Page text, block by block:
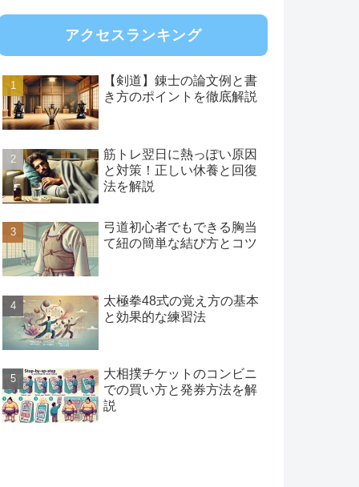
アクセスランキング
【剣道】錬士の論文例と書
き方のポイントを徹底解説
筋トレ翌日に熱っぽい原因
と対策！正しい休養と回復
法を解説
弓道初心者でもできる胸当
て紐の簡単な結び方とコツ
太極拳48式の覚え方の基本
と効果的な練習法
大相撲チケットのコンビニ
での買い方と発券方法を解
説